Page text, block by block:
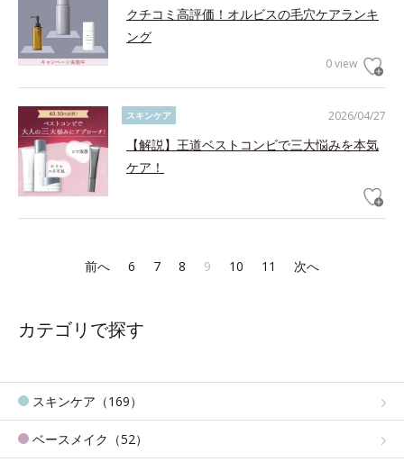
クチコミ高評価！オルビスの毛穴ケアランキ
ング
0 view
2026/04/27
スキンケア
【解説】王道ベストコンビで三大悩みを本気
ケア！
前へ 6 7 8 9 10 11 次へ
カテゴリで探す
スキンケア（169）
ベースメイク（52）